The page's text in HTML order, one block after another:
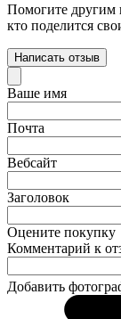
Помогите другим
кто поделится
Написать отзыв
Ваше имя
Почта
Вебсайт
Заголовок
Оцените покупку
Комментарий к
Добавить